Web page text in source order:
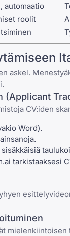
automaatio
roolit
askel.
(Applicant
CV:iden
Word).
tarkistaaksesi